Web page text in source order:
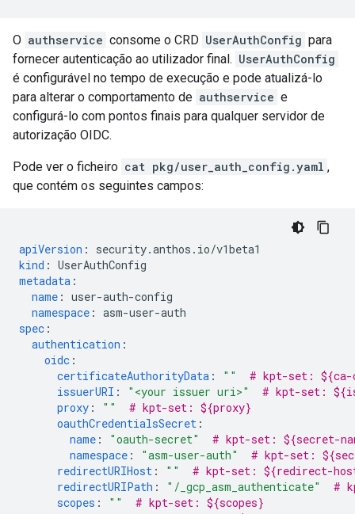
O authservice consome o CRD UserAuthConfig para
fornecer autenticação ao utilizador final. UserAuthConfig
é configurável no tempo de execução e pode atualizá-lo
para alterar o comportamento de authservice e
configurá-lo com pontos finais para qualquer servidor de
autorização OIDC.
Pode ver o ficheiro cat pkg/user_auth_config.yaml ,
que contém os seguintes campos:
apiVersion :
security.anthos.io/v1beta1
kind : UserAuthConfig
metadata :
name : user-auth-config
namespace : asm-user-auth
spec :
authentication :
oidc :
certificateAuthorityData : ""
# kpt-set:
issuerURI : "<your issuer uri>"
# kpt-set:
proxy : ""
# kpt-set: ${proxy}
oauthCredentialsSecret :
name : "oauth-secret"
# kpt-set: ${secret-
namespace : "asm-user-auth"
# kpt-set:
redirectURIHost : ""
# kpt-set: ${redirect-
redirectURIPath : "/_gcp_asm_authenticate"
#
scopes : ""
# kpt-set: ${scopes}